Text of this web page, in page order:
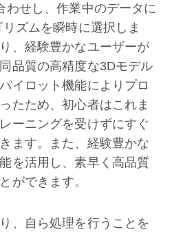
わせし、作業中のデータに
ズムを瞬時に選択しま
、経験豊かなユーザーが
品質の高精度な3Dモデル
イロット機能によりプロ
たため、初心者はこれま
ーニングを受けずにすぐ
ます。また、経験豊かな
を活用し、素早く高品質
ができます。
、自ら処理を行うことを